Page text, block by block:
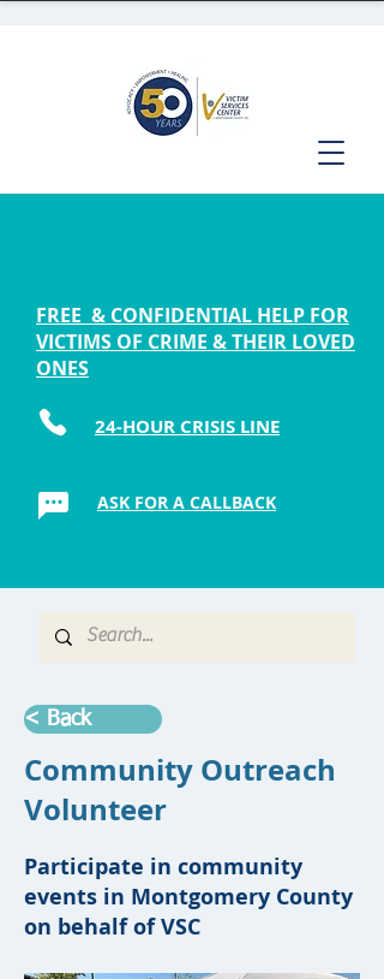
FREE & CONFIDENTIAL HELP FOR
VICTIMS OF CRIME & THEIR LOVED
ONES
24-HOUR CRISIS LINE
ASK FOR A CALLBACK
< Back
Community Outreach
Volunteer
Participate in community
events in Montgomery County
on behalf of VSC